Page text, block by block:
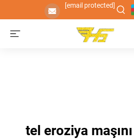
[email protected]
tel eroziya